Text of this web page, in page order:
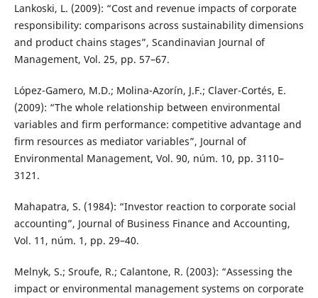
Lankoski, L. (2009): “Cost and revenue impacts of corporate
responsibility: comparisons across sustainability dimensions
and product chains stages”, Scandinavian Journal of
Management, Vol. 25, pp. 57–67.
López-Gamero, M.D.; Molina-Azorín, J.F.; Claver-Cortés, E.
(2009): “The whole relationship between environmental
variables and firm performance: competitive advantage and
firm resources as mediator variables”, Journal of
Environmental Management, Vol. 90, núm. 10, pp. 3110–
3121.
Mahapatra, S. (1984): “Investor reaction to corporate social
accounting”, Journal of Business Finance and Accounting,
Vol. 11, núm. 1, pp. 29–40.
Melnyk, S.; Sroufe, R.; Calantone, R. (2003): “Assessing the
impact or environmental management systems on corporate